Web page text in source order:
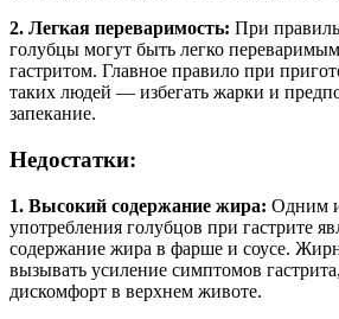
2. Легкая переваримость: При
голубцы могут быть легко
гастритом. Главное правило при
таких людей — избегать жарки и
запекание.
Недостатки:
1. Высокий содержание жира: Одним
употребления голубцов при гастрите
содержание жира в фарше и соусе.
вызывать усиление симптомов
дискомфорт в верхнем животе.